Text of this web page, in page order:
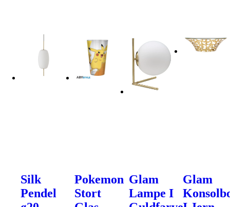
Silk
Pendel
Pokemon
Stort
Glam
Lampe I
Glam